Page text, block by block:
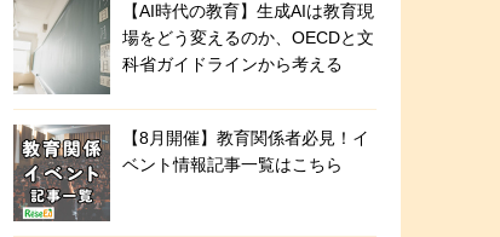
【AI時代の教育】生成AIは教育現
場をどう変えるのか、OECDと文
科省ガイドラインから考える
【8月開催】教育関係者必見！イ
ベント情報記事一覧はこちら